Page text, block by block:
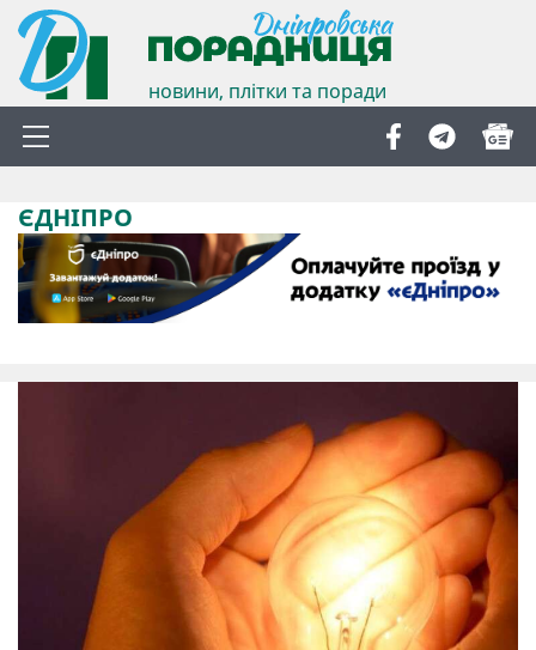
новини, плітки та поради
ЄДНІПРО